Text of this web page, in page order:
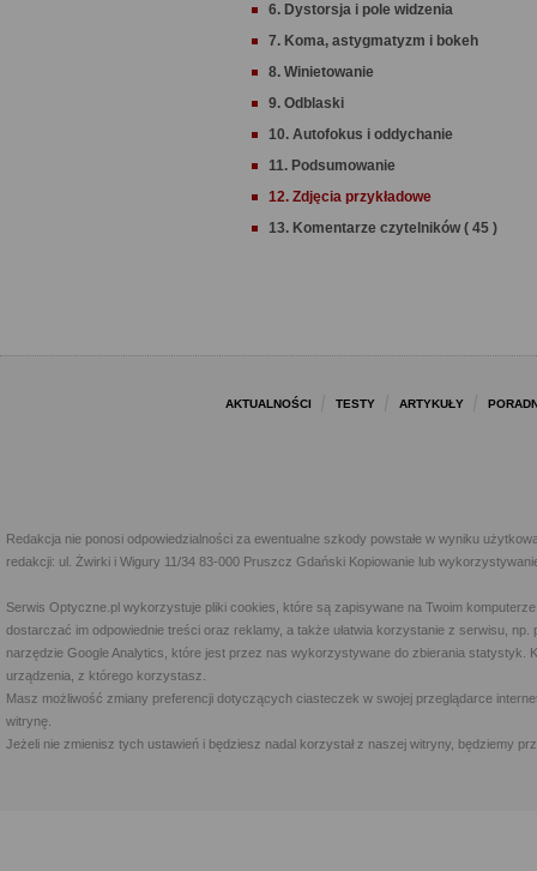
6. Dystorsja i pole widzenia
7. Koma, astygmatyzm i bokeh
8. Winietowanie
9. Odblaski
10. Autofokus i oddychanie
11. Podsumowanie
12. Zdjęcia przykładowe
13. Komentarze czytelników ( 45 )
AKTUALNOŚCI TESTY ARTYKUŁY
Redakcja nie ponosi odpowiedzialności za ewentualne szkody powstałe w wyniku
redakcji: ul. Żwirki i Wigury 11/34 83-000 Pruszcz Gdański Kopiowanie lub
Serwis Optyczne.pl wykorzystuje pliki cookies, które są zapisywane na Twoim
dostarczać im odpowiednie treści oraz reklamy, a także ułatwia korzystanie z serwisu,
narzędzie Google Analytics, które jest przez nas wykorzystywane do zbierania statystyk.
urządzenia, z którego korzystasz.
Masz możliwość zmiany preferencji dotyczących ciasteczek w swojej przeglądarce
witrynę.
Jeżeli nie zmienisz tych ustawień i będziesz nadal korzystał z naszej witryny, będziemy